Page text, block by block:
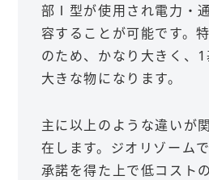
部Ⅰ型が使用され電力・
容することが可能です。
のため、かなり大きく、
大きな物になります。
主に以上のような違いが
在します。ジオリゾーム
承諾を得た上で低コスト